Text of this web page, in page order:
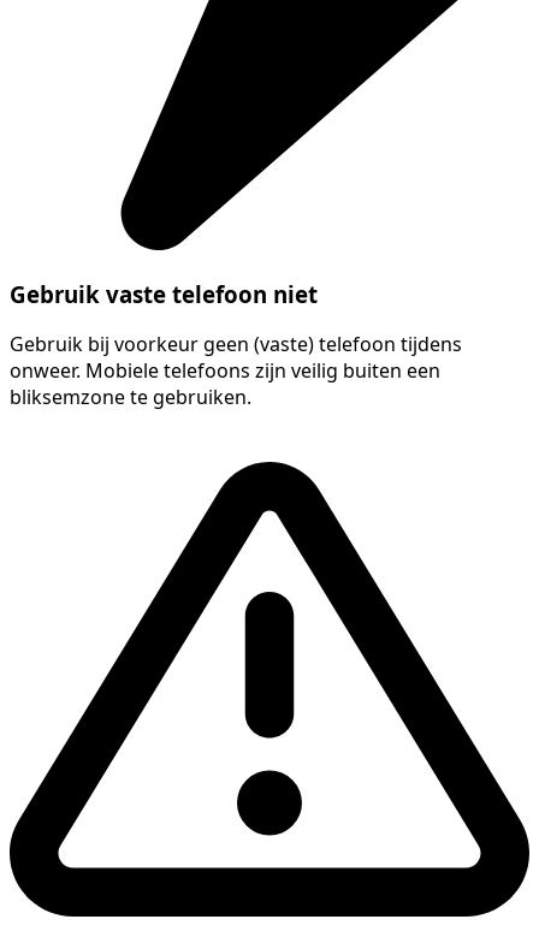
Gebruik vaste telefoon niet
Gebruik bij voorkeur geen (vaste) telefoon tijdens
onweer. Mobiele telefoons zijn veilig buiten een
bliksemzone te gebruiken.